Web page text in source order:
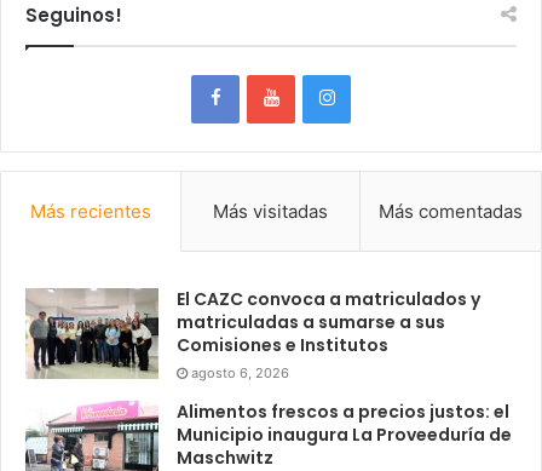
Seguinos!
Más recientes Más visitadas Más comentadas
El CAZC convoca a matriculados y
matriculadas a sumarse a sus
Comisiones e Institutos
agosto 6, 2026
Alimentos frescos a precios justos: el
Municipio inaugura La Proveeduría de
Maschwitz